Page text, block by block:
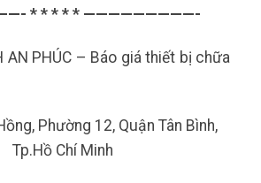
* * * * * —————————-
AN PHÚC – Báo giá thiết bị chữa
Phường 12, Quận Tân Bình,
Tp.Hồ Chí Minh